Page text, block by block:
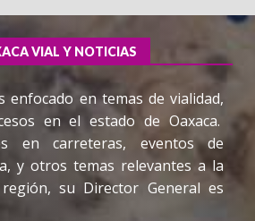
VIAL Y NOTICIAS
enfocado en temas de vialidad,
en el estado de Oaxaca.
en carreteras, eventos de
y otros temas relevantes a la
su Director General es